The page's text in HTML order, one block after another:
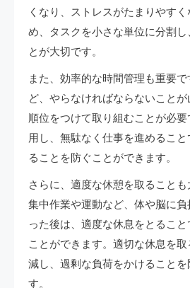
くなり、ストレスがたまりやす
め、タスクを小さな単位に分割
とが大切です。
また、効率的な時間管理も重要
ど、やらなければならないこと
順位をつけて取り組むことが必
用し、無駄なく仕事を進めるこ
ることを防ぐことができます。
さらに、適度な休憩を取ること
集中作業や運動など、体や脳に
った後は、適度な休息をとるこ
ことができます。適切な休息を
減し、過剰な負荷をかけることを
す。